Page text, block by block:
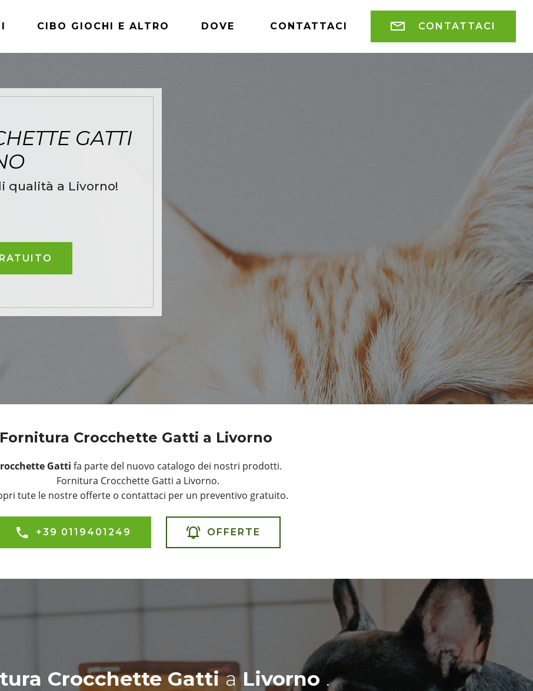
CIBO GIOCHI E ALTRO DOVE CONTATTACI CONTATTACI
GATTI
qualità a Livorno!
Fornitura Crocchette Gatti a Livorno
Gatti fa parte del nuovo catalogo dei nostri prodotti.
Fornitura Crocchette Gatti a Livorno.
tute le nostre offerte o contattaci per un preventivo gratuito.
+39 0119401249 OFFERTE
Crocchette GattiaLivorno .